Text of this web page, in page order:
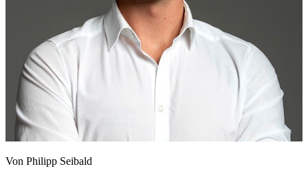
Von Philipp Seibald